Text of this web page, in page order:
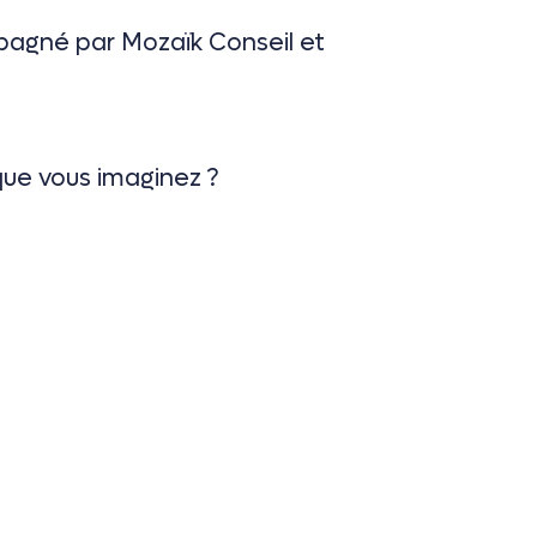
par Mozaïk Conseil et
vous imaginez ?